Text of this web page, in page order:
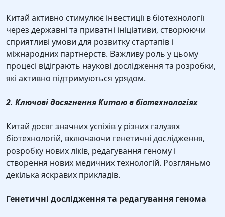
Китай активно стимулює інвестиції в біотехнології
через державні та приватні ініціативи, створюючи
сприятливі умови для розвитку стартапів і
міжнародних партнерств. Важливу роль у цьому
процесі відіграють наукові дослідження та розробки,
які активно підтримуються урядом.
2. Ключові досягнення Китаю в біотехнологіях
Китай досяг значних успіхів у різних галузях
біотехнологій, включаючи генетичні дослідження,
розробку нових ліків, редагування геному і
створення нових медичних технологій. Розгляньмо
декілька яскравих прикладів.
Генетичні дослідження та редагування генома